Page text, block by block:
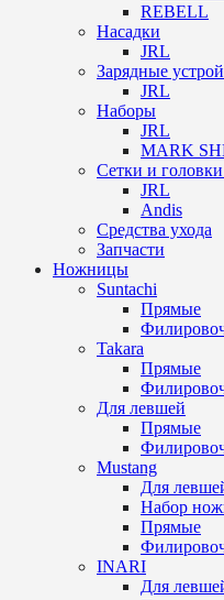
REBELL
Насадки
JRL
Зарядные
JRL
Наборы
JRL
MARK
Сетки и
JRL
Andis
Средства ухода
Запчасти
Ножницы
Suntachi
Прямые
Takara
Прямые
Для левшей
Прямые
Mustang
Для
Набор
Прямые
INARI
Для